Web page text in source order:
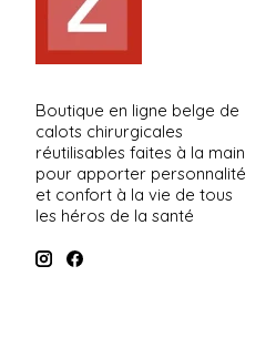
Boutique en ligne belge de
calots chirurgicales
réutilisables faites à la main
pour apporter personnalité
et confort à la vie de tous
les héros de la santé